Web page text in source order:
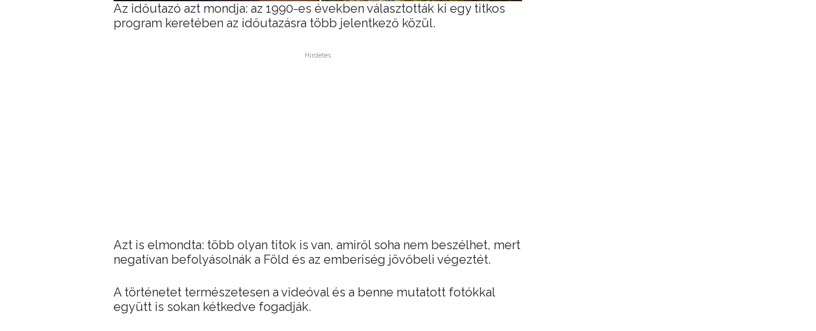
Az időutazó azt mondja: az 1990-es években választották ki egy titkos
program keretében az időutazásra több jelentkező közül.
Hirdetés
Azt is elmondta: több olyan titok is van, amiről soha nem beszélhet, mert
negatívan befolyásolnák a Föld és az emberiség jövőbeli végeztét.
A történetet természetesen a videóval és a benne mutatott fotókkal
együtt is sokan kétkedve fogadják.